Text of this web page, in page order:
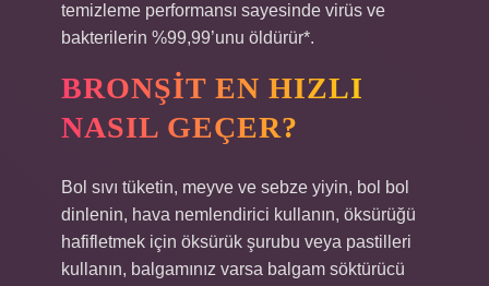
temizleme performansı sayesinde virüs ve
bakterilerin %99,99’unu öldürür*.
BRONŞIT EN HIZLI
NASIL GEÇER?
Bol sıvı tüketin, meyve ve sebze yiyin, bol bol
dinlenin, hava nemlendirici kullanın, öksürüğü
hafifletmek için öksürük şurubu veya pastilleri
kullanın, balgamınız varsa balgam söktürücü